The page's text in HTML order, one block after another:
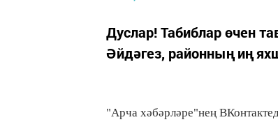
Дуслар! Табиблар өчен
Әйдәгез, районның иң
"Арча хәбәрләре"нең